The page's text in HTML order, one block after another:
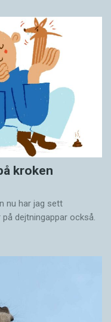
kroken
nu har jag sett
dejtningappar också.